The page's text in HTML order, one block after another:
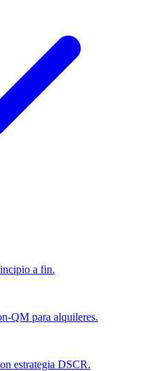
a fin.
QM para alquileres.
estrategia DSCR.